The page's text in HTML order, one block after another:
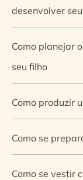
desenvolver
Como planejar
seu filho
Como produzir
Como se
Como se vestir